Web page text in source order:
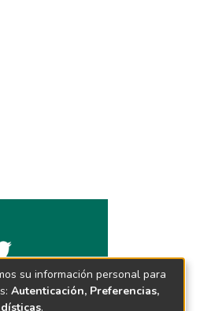
su información personal para
Autenticación, Preferencias,
.